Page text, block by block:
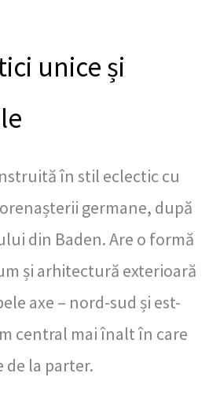
unice și
în stil eclectic cu
germane, după
din Baden. Are o formă
și arhitectură exterioară
axe – nord-sud și est-
central mai înalt în care
de la parter.